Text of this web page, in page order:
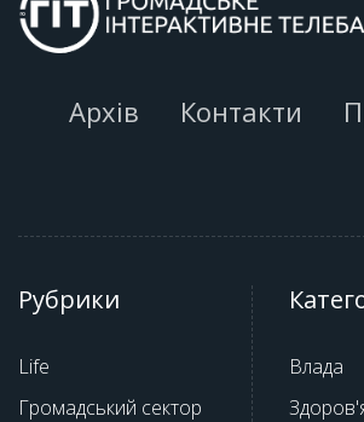
Архів Контакти
Рубрики
Life
Громадський сектор
Влада